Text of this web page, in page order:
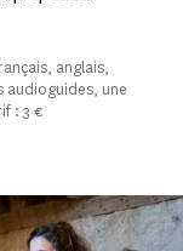
anglais,
audioguides, une
: 3 €